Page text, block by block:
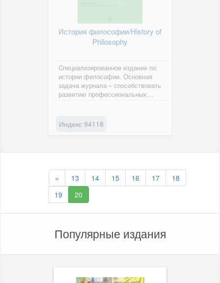
История философии/History of
Philosophy
Cпециализированное издание по
истории философии. Основная
задача журнала – способствовать
развитию профессиональных
Индекс 94118
« 13 14 15 16 17
18
19
20
Популярные издания